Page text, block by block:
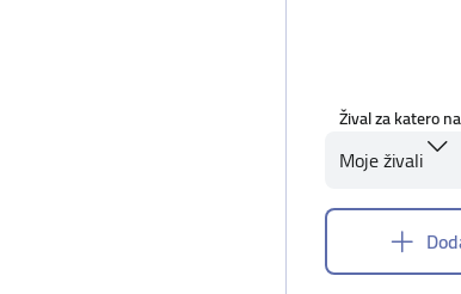
Žival za katero
Moje živali